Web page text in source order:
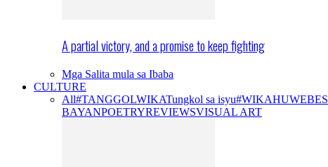
A partial victory, and a promise to keep fighting
Mga Salita mula sa Ibaba
CULTURE
All#TANGGOLWIKATungkol sa isyu#WIKAHUWEBES
BAYANPOETRYREVIEWSVISUAL ART